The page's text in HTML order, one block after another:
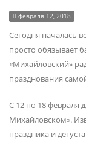
февраля 12, 2018
Сегодня началась
просто обязывает
«Михайловский»
празднования
С 12 по 18 февраля
Михайловском».
праздника и